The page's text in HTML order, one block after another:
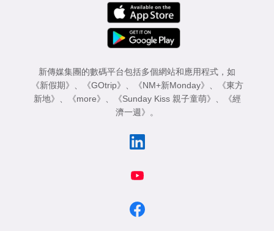
新傳媒集團的數碼平台包括多個網站和應用程式，如
《新假期》
《GOtrip》 《NM+新Monday》
《東方
新地》
《more》 《Sunday Kiss 親子童萌》
《經
濟一週》
。